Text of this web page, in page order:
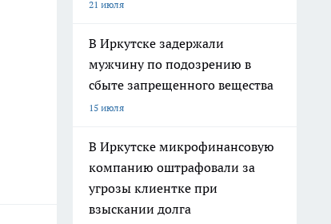
21 июля
В Иркутске задержали
мужчину по подозрению в
сбыте запрещенного вещества
15 июля
В Иркутске микрофинансовую
компанию оштрафовали за
угрозы клиентке при
взыскании долга